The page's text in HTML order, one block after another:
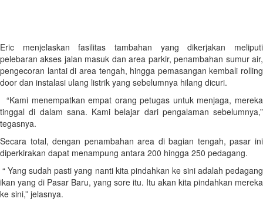
Eric menjelaskan fasilitas tambahan yang dikerjakan meliputi
pelebaran akses jalan masuk dan area parkir, penambahan sumur air,
pengecoran lantai di area tengah, hingga pemasangan kembali rolling
door dan instalasi ulang listrik yang sebelumnya hilang dicuri.
“Kami menempatkan empat orang petugas untuk menjaga, mereka
tinggal di dalam sana. Kami belajar dari pengalaman sebelumnya,”
tegasnya.
Secara total, dengan penambahan area di bagian tengah, pasar ini
diperkirakan dapat menampung antara 200 hingga 250 pedagang.
“ Yang sudah pasti yang nanti kita pindahkan ke sini adalah pedagang
ikan yang di Pasar Baru, yang sore itu. Itu akan kita pindahkan mereka
ke sini,” jelasnya.